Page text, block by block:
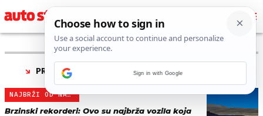
PRONAĐENO 36 REZULTATA ZA TAG “
NAJBRŽI OD NAJBRŽIH
Brzinski rekorderi: Ovo su najbrža vozila koja
Sign in with Google